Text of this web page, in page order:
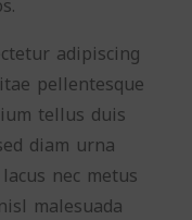
adipiscing
pellentesque
tellus duis
diam urna
nec metus
malesuada